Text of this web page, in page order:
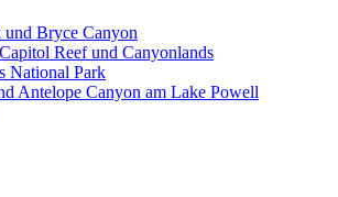
Bryce Canyon
Reef und Canyonlands
National Park
Antelope Canyon am Lake Powell